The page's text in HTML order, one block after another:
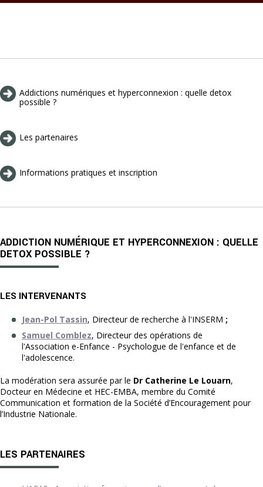
Addictions numériques et hyperconnexion : quelle detox
possible ?
Les partenaires
Informations pratiques et inscription
ADDICTION NUMÉRIQUE ET HYPERCONNEXION : QUELLE
DETOX POSSIBLE ?
LES INTERVENANTS
Jean-Pol Tassin, Directeur de recherche à l'INSERM ;
Samuel Comblez, Directeur des opérations de
l'Association e-Enfance - Psychologue de l'enfance et de
l'adolescence.
La modération sera assurée par le Dr Catherine Le Louarn,
Docteur en Médecine et HEC-EMBA, membre du Comité
Communication et formation de la Société d’Encouragement pour
l’Industrie Nationale.
LES PARTENAIRES